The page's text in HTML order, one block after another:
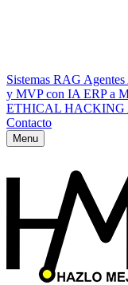
Sistemas RAG
y MVP con IA ERP a
ETHICAL HACKING
Contacto
Menu